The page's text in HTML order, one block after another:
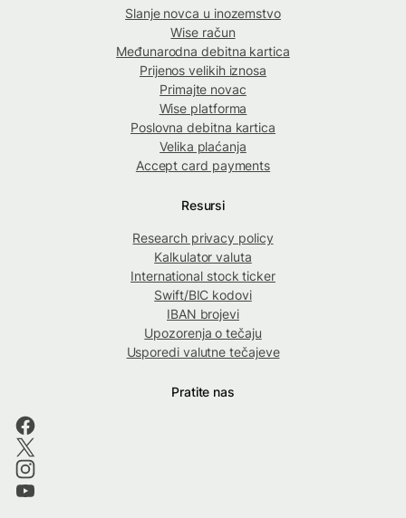
Slanje novca u inozemstvo
Wise račun
Međunarodna debitna kartica
Prijenos velikih iznosa
Primajte novac
Wise platforma
Poslovna debitna kartica
Velika plaćanja
Accept card payments
Resursi
Research privacy policy
Kalkulator valuta
International stock ticker
Swift/BIC kodovi
IBAN brojevi
Upozorenja o tečaju
Usporedi valutne tečajeve
Pratite nas